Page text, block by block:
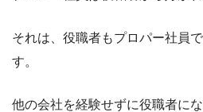
それは、役職者もプロパー社員
す。
他の会社を経験せずに役職者に